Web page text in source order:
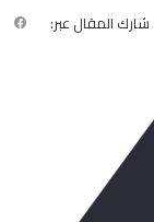
شارك المقال عبر: